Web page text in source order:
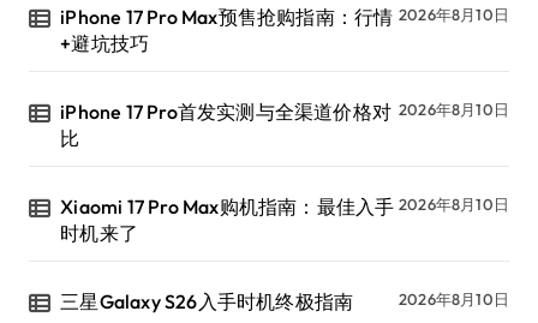
iPhone 17 Pro Max预售抢购指南：行情
+避坑技巧
2026年8月10日
iPhone 17 Pro首发实测与全渠道价格对
比
2026年8月10日
Xiaomi 17 Pro Max购机指南：最佳入手
时机来了
2026年8月10日
三星Galaxy S26入手时机终极指南 2026年8月10日